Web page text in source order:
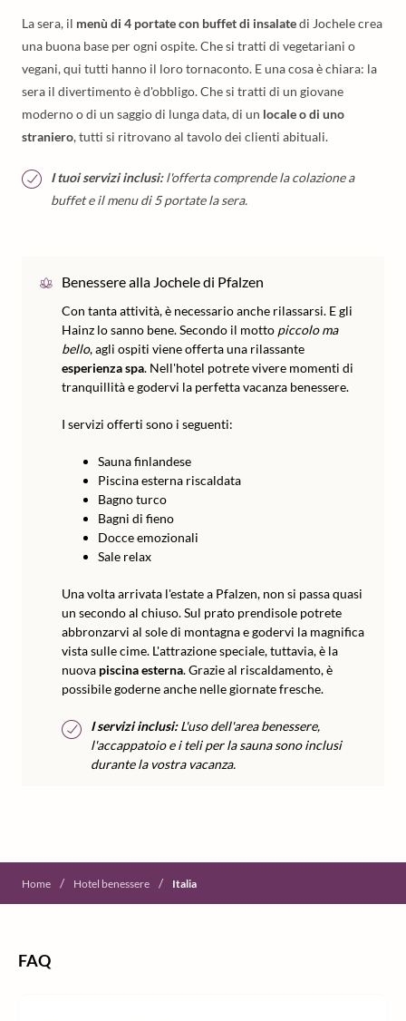
La sera, il menù di 4 portate con buffet di insalatedi Jochele crea
una buona base per ogni ospite. Che si tratti di vegetariani o
vegani, qui tutti hanno il loro tornaconto. E una cosa è chiara: la
sera il divertimento è d'obbligo. Che si tratti di un giovane
moderno o di un saggio di lunga data, di un locale o di uno
straniero, tutti si ritrovano al tavolo dei clienti abituali.
I tuoi servizi inclusi:l'offerta comprende la colazione a
buffet e il menu di 5 portate la sera.
Benessere alla Jochele di Pfalzen
Con tanta attività, è necessario anche rilassarsi. E gli
Hainz lo sanno bene. Secondo il motto piccolo ma
bello, agli ospiti viene offerta una rilassante
esperienza spa. Nell'hotel potrete vivere momenti di
tranquillità e godervi la perfetta vacanza benessere.
I servizi offerti sono i seguenti:
Sauna finlandese
Piscina esterna riscaldata
Bagno turco
Bagni di fieno
Docce emozionali
Sale relax
Una volta arrivata l'estate a Pfalzen, non si passa quasi
un secondo al chiuso. Sul prato prendisole potrete
abbronzarvi al sole di montagna e godervi la magnifica
vista sulle cime. L'attrazione speciale, tuttavia, è la
nuova piscina esterna. Grazie al riscaldamento, è
possibile goderne anche nelle giornate fresche.
I servizi inclusi:L'uso dell'area benessere,
l'accappatoio e i teli per la sauna sono inclusi
durante la vostra vacanza.
Home / Hotel benessere / Italia
FAQ